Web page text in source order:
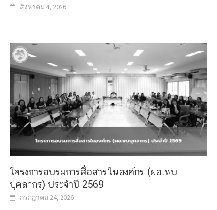
สิงหาคม 4, 2026
โครงการอบรมการสื่อสารในองค์กร (ผอ.พบ
บุคลากร) ประจำปี 2569
กรกฎาคม 24, 2026